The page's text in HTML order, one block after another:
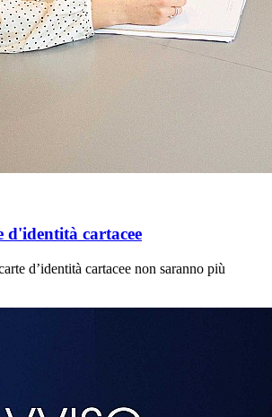
d'identità cartacee
d’identità cartacee non saranno più